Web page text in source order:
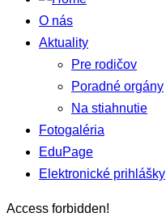
O nás
Aktuality
Pre rodičov
Poradné orgány
Na stiahnutie
Fotogaléria
EduPage
Elektronické prihlášky
Access forbidden!